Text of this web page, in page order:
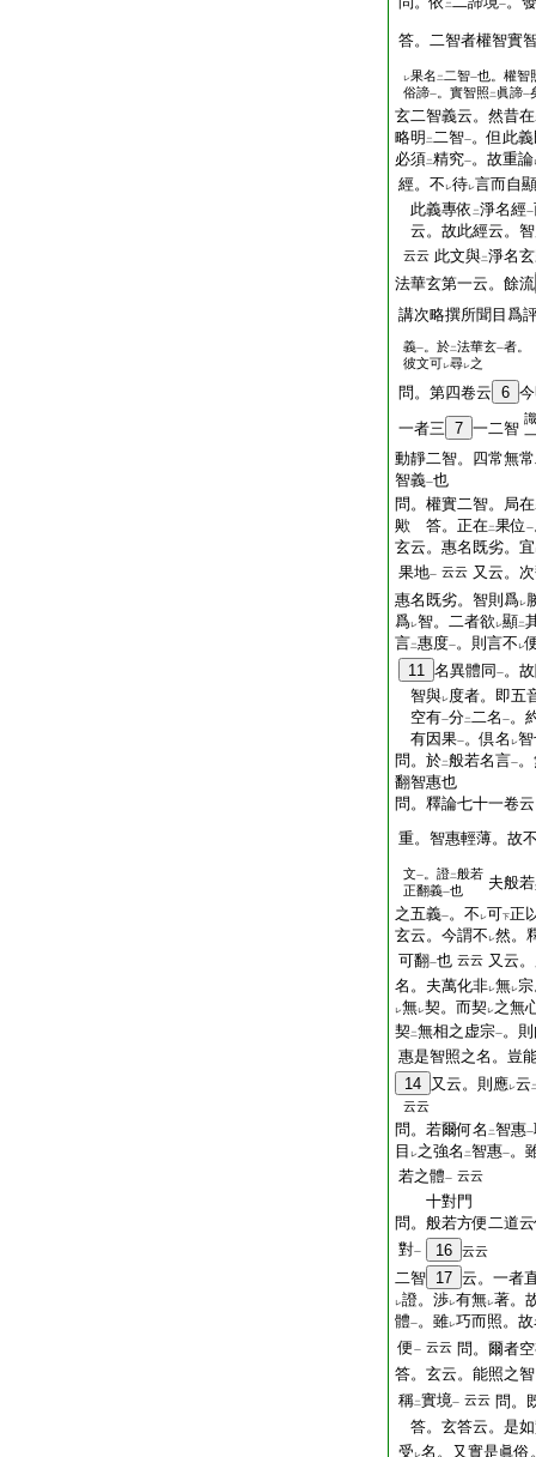
二 一
答。二智者權智實
レ果名 二 二智一也。權智
俗諦一 。實智照 二 眞諦一
玄二智義云。然昔在
略明 二二智一。但此
必須二精究一。故重論
經。不 レ待レ言而自顯
此義專依 二淨名經一
云。故此經云。
云云 此文與二淨名
法華玄第一云。餘流
講次略撰所聞目爲
義一 。於二法華玄一者。
彼文可レ尋レ之
問。第四卷云 6
一者三 7 一二智
識
動靜二智。四常無
智義一也
問。權實二智。局在
歟 答。正在二果位 一
玄云。惠名既劣。宜
果地一 云云 又云。
惠名既劣。智則爲レ
爲レ智。二者欲 レ顯二
言二惠度一。則言不 レ
11 名異體同 一。
智與レ度者。即五
空有一分二二名 一。
有因果一。倶名 レ
問。於二般若名言一
翻智惠也
問。釋論七十一卷
重。智惠輕薄。故
文一 。證二般若
正翻義一也
夫般
之五義一。不 レ可下正
玄云。今謂不 レ然。
可翻一也 云云 又云
名。夫萬化非レ無レ
レ無レ契。而契レ之無
契二無相之虚宗一。
惠是智照之名。豈
14 又云。則應レ云
云云
問。若爾何名 二智惠一
目
レ之強名 二智惠一。
若之體一 云云
十對門
問。般若方便二道
對一 16 云云
二智 17 云。一者
レ證。渉レ有無レ著。
體一。雖レ巧而照。
便 一 云云 問。爾者
答。玄云。能照之
稱二實境一 云云 問。
答。玄答云。是
受 レ名。又實是眞俗